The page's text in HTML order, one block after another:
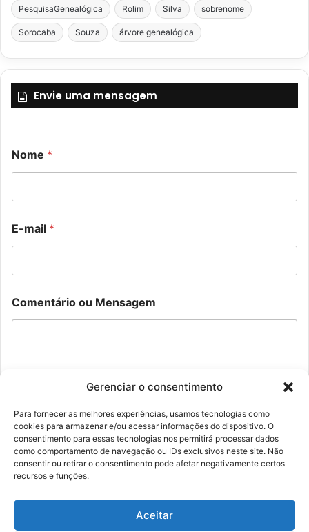
Gerenciar o consentimento
Para fornecer as melhores experiências, usamos tecnologias como
cookies para armazenar e/ou acessar informações do dispositivo. O
consentimento para essas tecnologias nos permitirá processar dados
como comportamento de navegação ou IDs exclusivos neste site. Não
consentir ou retirar o consentimento pode afetar negativamente certos
recursos e funções.
Aceitar
PesquisaGenealógica Rolim Silva sobrenome
Sorocaba Souza árvore genealógica
Envie uma mensagem
u
E
i
l
*
Nome *
o
m
E
-
m
E-mail *
Comentário ou Mensagem
Enviar